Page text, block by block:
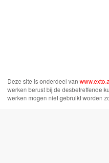
Deze site is onderdeel van
werken berust bij de desbetreffende
werken mogen niet gebruikt worden